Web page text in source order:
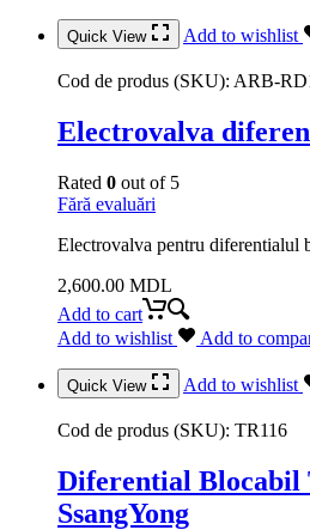
Quick View Add to wishlist
Cod de produs (SKU): ARB-
Electrovalva
Rated 0 out of 5
Fără evaluări
Electrovalva pentru diferentialul
2,600.00 MDL
Add to cart
Add to wishlist
Add to
Quick View Add to wishlist
Cod de produs (SKU): TR116
Diferential Blocabil
SsangYong